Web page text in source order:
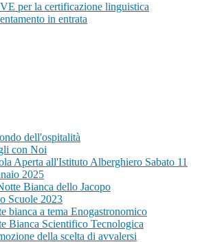
per la certificazione linguistica
in entrata
dell'ospitalità
con Noi
Aperta all'Istituto Alberghiero Sabato 11
2025
Bianca dello Jacopo
Scuole 2023
bianca a tema Enogastronomico
Bianca Scientifico Tecnologica
della scelta di avvalersi